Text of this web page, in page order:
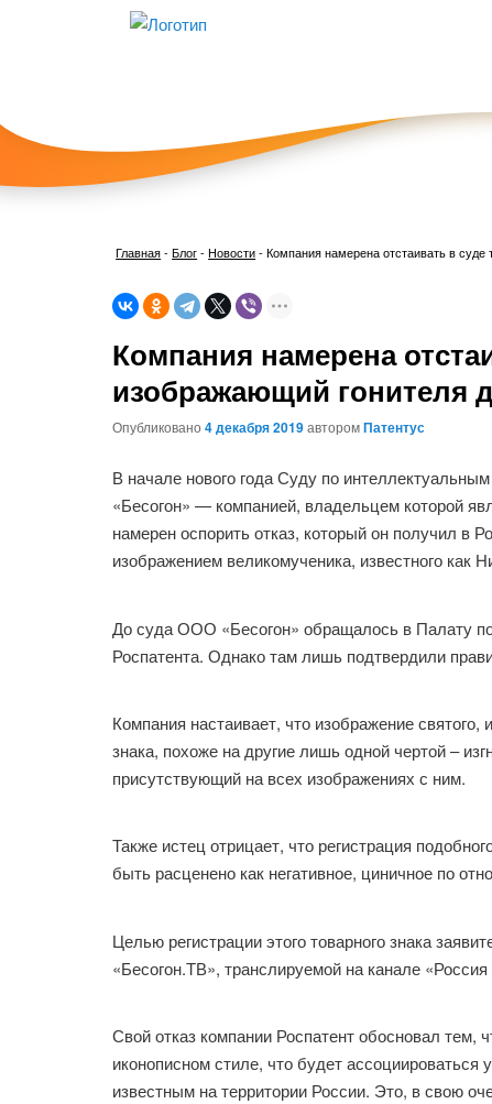
Главная-Блог- Новости- Компания намерена отстаивать в
Компания намерена
изображающий гонителя
Опубликовано4 декабря 2019авторомПатентус
В начале нового года Суду по
«Бесогон» — компанией, владельцем которой
намерен оспорить отказ, который он получил в
изображением великомученика, известного как
До суда ООО «Бесогон» обращалось в Палату
Роспатента. Однако там лишь подтвердили
Компания настаивает, что изображение
знака, похоже на другие лишь одной чертой –
присутствующий на всех изображениях с ним.
Также истец отрицает, что регистрация
быть расценено как негативное, циничное по
Целью регистрации этого товарного знака
«Бесогон.ТВ», транслируемой на канале «Россия
Свой отказ компании Роспатент обосновал тем,
иконописном стиле, что будет
известным на территории России. Это, в свою